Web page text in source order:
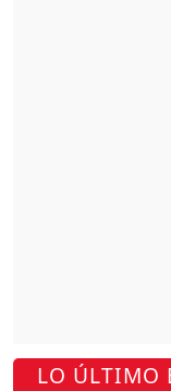
LO ÚLTIMO